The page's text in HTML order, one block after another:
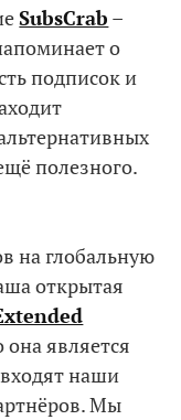
SubsCrab –
о
подписок и
полезного.
на глобальную
открытая
является
наши
Мы